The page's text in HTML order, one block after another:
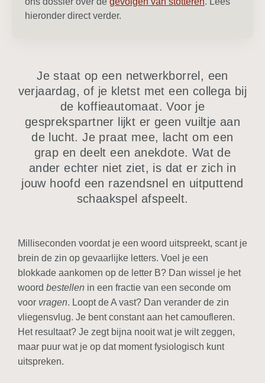
hieronder direct verder.
Je staat op een netwerkborrel, een
verjaardag, of je kletst met een collega bij
de koffieautomaat. Voor je
gesprekspartner lijkt er geen vuiltje aan
de lucht. Je praat mee, lacht om een
grap en deelt een anekdote. Wat de
ander echter niet ziet, is dat er zich in
jouw hoofd een razendsnel en uitputtend
schaakspel afspeelt.
Milliseconden voordat je een woord uitspreekt, scant je
brein de zin op gevaarlijke letters. Voel je een
blokkade aankomen op de letter B? Dan wissel je het
woord bestellen in een fractie van een seconde om
voor vragen. Loopt de A vast? Dan verander de zin
vliegensvlug. Je bent constant aan het camoufleren.
Het resultaat? Je zegt bijna nooit wat je wilt zeggen,
maar puur wat je op dat moment fysiologisch kunt
uitspreken.